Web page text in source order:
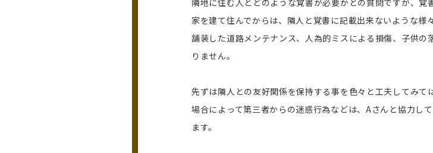
隣地に住む人とどのような覚書が必要かとの質問ですが、覚
家を建て住んでからは、隣人と覚書に記載出来ないような様
舗装した道路メンテナンス、人為的ミスによる損傷、子供
りません。
先ずは隣人との友好関係を保持する事を色々と工夫してみて
場合によって第三者からの迷惑行為などは、Aさんと協力し
ます。